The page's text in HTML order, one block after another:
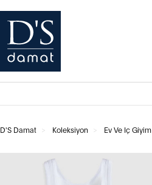
D'S Damat Koleksiyon Ev Ve Iç Giyim